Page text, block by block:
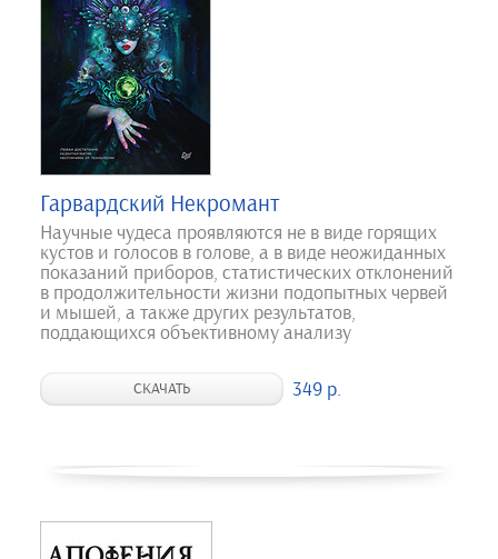
Гарвардский Некромант
Научные чудеса проявляются не в виде горящих
кустов и голосов в голове, а в виде неожиданных
показаний приборов, статистических отклонений
в продолжительности жизни подопытных червей
и мышей, а также других результатов,
поддающихся объективному анализу
СКАЧАТЬ 349 р.